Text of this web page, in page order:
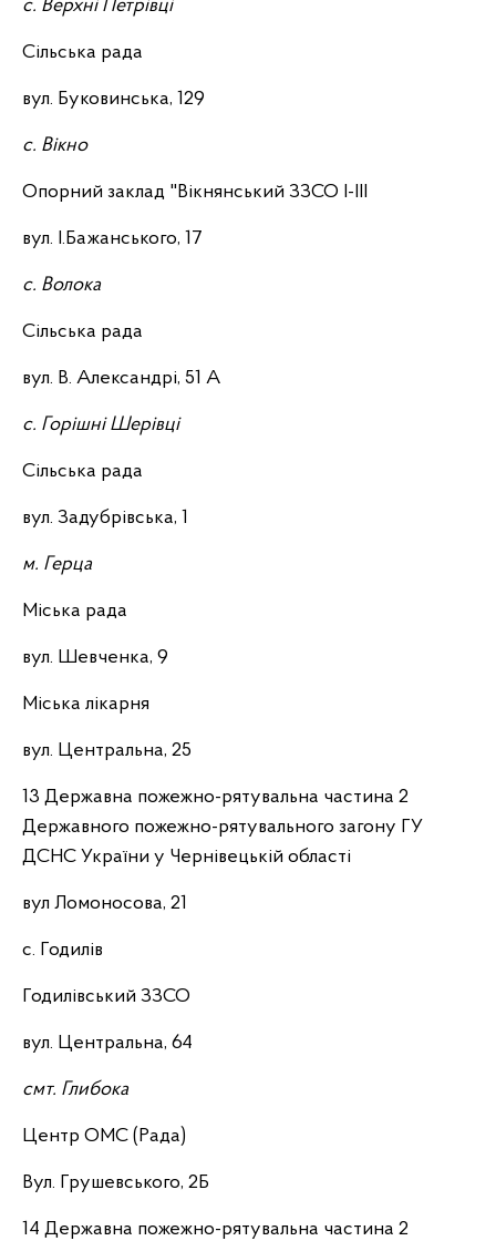
с. Верхні Петрівці
Сільська рада
вул. Буковинська, 129
с. Вікно
Опорний заклад "Вікнянський ЗЗСО I-III
вул. І.Бажанського, 17
с. Волока
Сільська рада
вул. В. Александрі, 51 А
с. Горішні Шерівці
Сільська рада
вул. Задубрівська, 1
м. Герца
Міська рада
вул. Шевченка, 9
Міська лікарня
вул. Центральна, 25
13 Державна пожежно-рятувальна частина 2
Державного пожежно-рятувального загону ГУ
ДСНС України у Чернівецькій області
вул Ломоносова, 21
с. Годилів
Годилівський ЗЗСО
вул. Центральна, 64
смт. Глибока
Центр ОМС (Рада)
Вул. Грушевського, 2Б
14 Державна пожежно-рятувальна частина 2